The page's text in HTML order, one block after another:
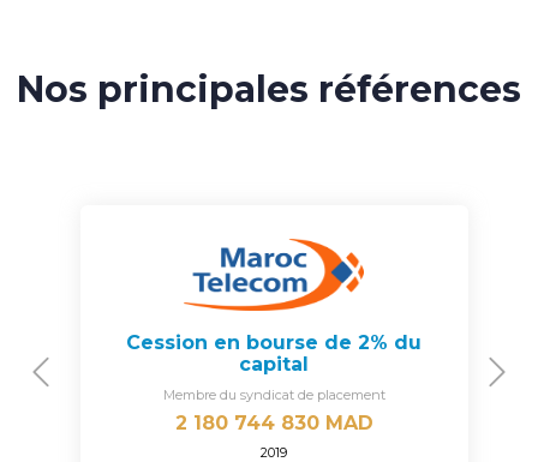
Nos principales références
Cession en bourse de 2% du
capital
Membre du syndicat de placement
2 180 744 830 MAD
2019
Previous